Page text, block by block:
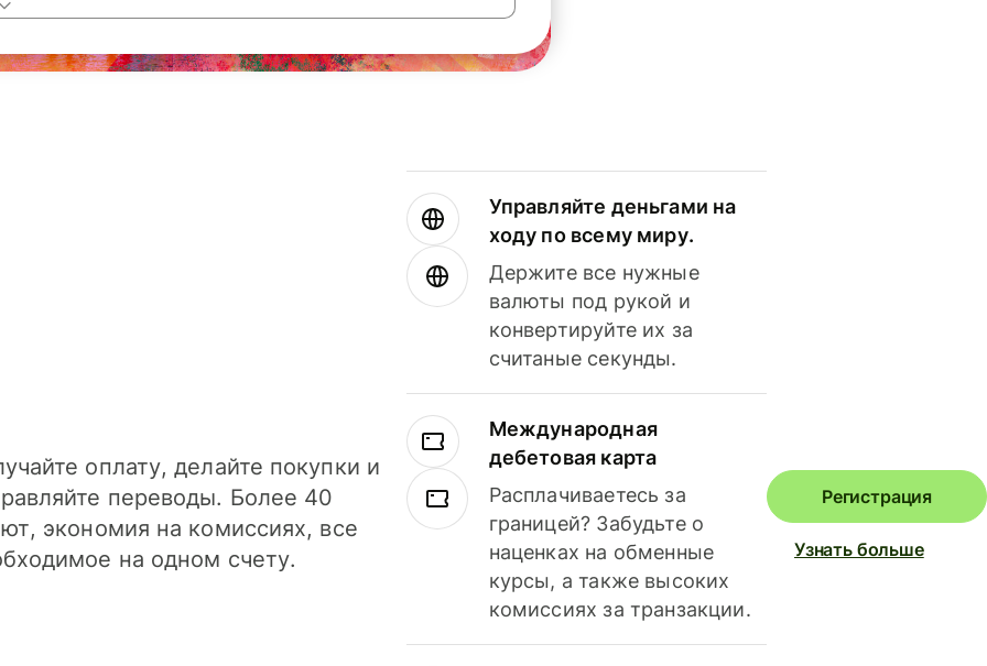
оплату, делайте покупки и
переводы. Более 40
экономия на комиссиях, все
на одном счету.
Управляйте деньгами на
ходу по всему миру.
Держите все нужные
валюты под рукой и
конвертируйте их за
считаные секунды.
Международная
дебетовая карта
Расплачиваетесь за
границей? Забудьте о
наценках на обменные
курсы, а также высоких
комиссиях за транзакции.
Регистрация
Узнать больше